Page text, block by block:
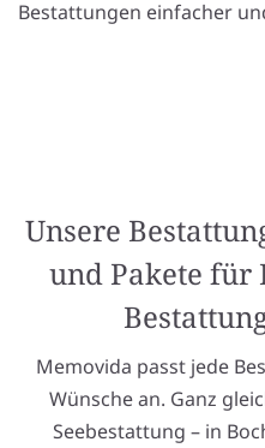
Bestattungen einfacher
Unsere
und Pakete
Memovida passt jede
Wünsche an. Ganz
Seebestattung – in